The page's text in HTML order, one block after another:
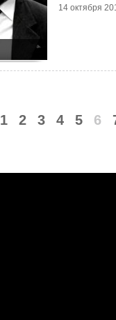
14 октября
1 2 3 4 5 6